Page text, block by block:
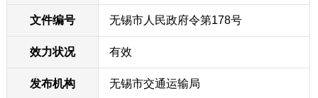
文件编号 无锡市人民政府令第178号
效力状况 有效
发布机构 无锡市交通运输局